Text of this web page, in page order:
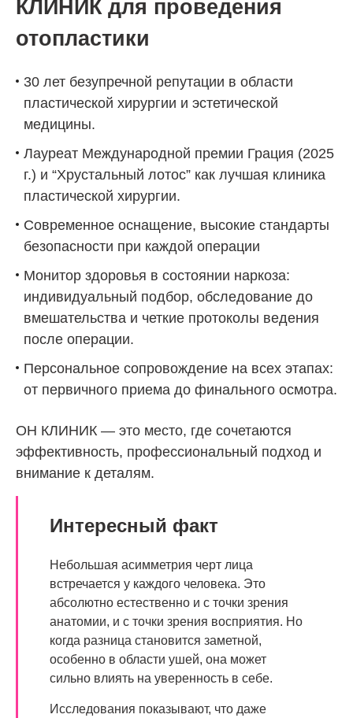
КЛИНИК для проведения
отопластики
30 лет безупречной репутации в области
пластической хирургии и эстетической
медицины.
Лауреат Международной премии Грация (2025
г.) и “Хрустальный лотос” как лучшая клиника
пластической хирургии.
Современное оснащение, высокие стандарты
безопасности при каждой операции
Монитор здоровья в состоянии наркоза:
индивидуальный подбор, обследование до
вмешательства и четкие протоколы ведения
после операции.
Персональное сопровождение на всех этапах:
от первичного приема до финального осмотра.
ОН КЛИНИК — это место, где сочетаются
эффективность, профессиональный подход и
внимание к деталям.
Интересный факт
Небольшая асимметрия черт лица
встречается у каждого человека. Это
абсолютно естественно и с точки зрения
анатомии, и с точки зрения восприятия. Но
когда разница становится заметной,
особенно в области ушей, она может
сильно влиять на уверенность в себе.
Исследования показывают, что даже